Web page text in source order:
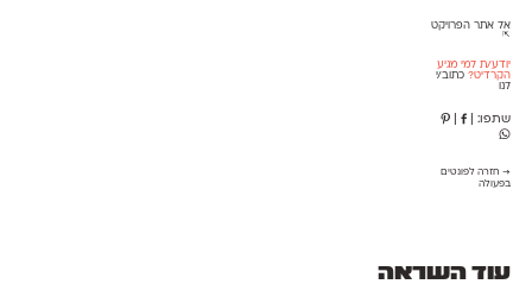
אל אתר הפרויקט
⇱
יודע/ת למי מגיע
הקרדיט? כתוב/י
לנו
שתפו: |
→ חזרה לפונטים
בפעולה
עוד השראה